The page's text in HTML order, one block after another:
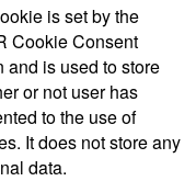
is set by the
Cookie Consent
and is used to store
or not user has
to the use of
It does not store any
data.